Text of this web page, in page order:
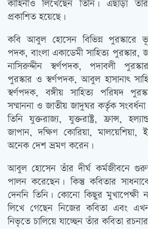
কাহিনীও লিখেছেন তিনি।
প্রকাশিত হয়েছে।
কবি আবুল হোসেন বিভিন্ন পুরস্কারে
পদক, বাংলা একাডেমী সাহিত্য পুরস্কার,
নাসিরুদ্দীন স্বর্ণপদক, পদাবলী
পুরস্কার ও স্বর্ণপদক, আবুল হাসানাৎ
স্বর্ণপদক, বঙ্গীয় সাহিত্য পরিষদ
সম্মাননা ও জাতীয় জাদুঘর কর্তৃক
তিনি যুক্তরাজ্য, যুক্তরাষ্ট্র, ফ্রান্স,
জাপান, দক্ষিণ কোরিয়া, মালয়েশিয়া,
অনেক দেশ ভ্রমণ করেন।
আবুল হোসেন তাঁর দীর্ঘ কর্মজীবনে
পালন করেছেন। কিন্তু কবিতার
দেননি তিনি। কোনো কিছুর মুখাপেক্ষী
লিখে গেছেন নিজের কবিতা এবং
নিভৃতে চালিয়ে যাচ্ছেন তাঁর কবিতা